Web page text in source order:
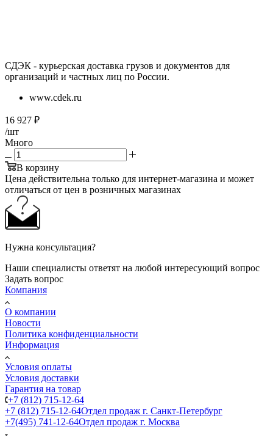
СДЭК - курьерская доставка грузов и документов для
организаций и частных лиц по России.
www.cdek.ru
16 927 ₽
/шт
Много
В корзину
Цена действительна только для интернет-магазина и может
отличаться от цен в розничных магазинах
Нужна консультация?
Наши специалисты ответят на любой интересующий вопрос
Задать вопрос
Компания
О компании
Новости
Политика конфиденциальности
Информация
Условия оплаты
Условия доставки
Гарантия на товар
+7 (812) 715-12-64
+7 (812) 715-12-64Отдел продаж г. Санкт-Петербург
+7(495) 741-12-64Отдел продаж г. Москва